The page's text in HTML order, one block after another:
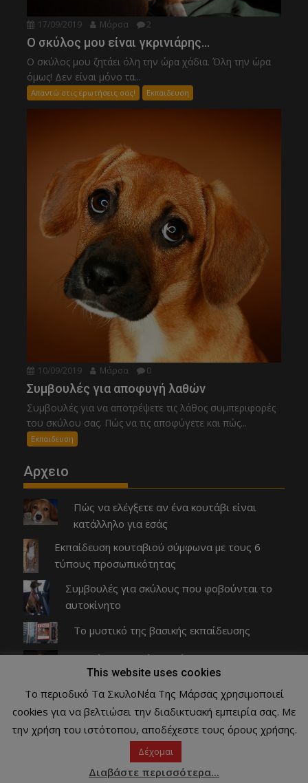
17/09/2019 Μάρσα 2
Ο σκύλος μου είναι γκρινιάρης…
Ο σκύλος μου ζητάει όλη την ώρα χάδια. Όλη την ώρα
όμως! Δεν είναι μόνο τα...
Απαντώ στις ερωτήσεις σας! Εκπαιδευση
10/09/2019 Μάρσα 0
Συμβουλές για αποφυγή λαθών
Συμβουλές για να αποτρέψετε τις λάθος συμπεριφορές
του σκύλου σας. Πώς να τις αποφύγετε και πώς...
Εκπαιδευση
Αρχειο
Πώς να ελέγξετε αν ένα κουτάβι είναι
κατάλληλο για εσάς
Εκπαίδευση κουταβιού σύμφωνα με τους 6
τύπους προσωπικότητας
Συμβουλές για σκύλους που φοβούνται το
αυτοκίνητο
Το μυστικό της βασικής εκπαίδευσης
Ο σκύλος μου είναι λαίμαργος και δεν
ακούει
Copyright © All rights reserved Τα ΣκυλοΝέα Της Μάρσας
Proudly powered by WordPress |
Themes
This website uses cookies
Το περιοδικό Τα ΣκυλοΝέα Της Μάρσας χρησιμοποιεί
cookies για να βελτιώσει την διαδικτυακή εμπειρία σας. Με
την χρήση του ιστότοπου, αποδέχεστε τους όρους χρήσης.
Δέχομαι
Διαβάστε περισσότερα...